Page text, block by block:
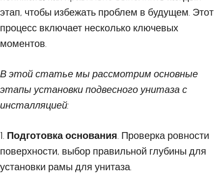
этап, чтобы избежать проблем в будущем. Этот
процесс включает несколько ключевых
моментов.
В этой статье мы рассмотрим основные
этапы установки подвесного унитаза с
инсталляцией:
1. Подготовка основания. Проверка ровности
поверхности, выбор правильной глубины для
установки рамы для унитаза.